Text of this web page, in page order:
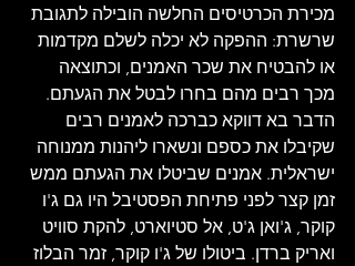
מכירת הכרטיסים החלשה הובילה לתגובת
שרשרת: ההפקה לא יכלה לשלם מקדמות
או להבטיח את שכר האמנים, וכתוצאה
מכך רבים מהם בחרו לבטל את הגעתם.
הדבר בא דווקא כברכה לאמנים רבים
שקיבלו את כספם ונשארו ליהנות ממנוחה
ישראלית. אמנים שביטלו את הגעתם ממש
זמן קצר לפני פתיחת הפסטיבל היו גם ג'ו
קוקר, ג'ואן ג'ט, אל סטיוארט, להקת סוויט
ואריק ברדן. ביטולו של ג'ו קוקר, זמר הבלוז